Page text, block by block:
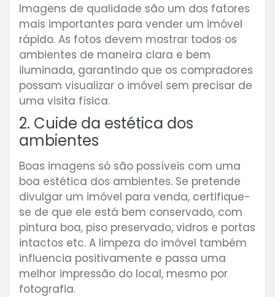
Imagens de qualidade são um dos fatores
mais importantes para vender um imóvel
rápido. As fotos devem mostrar todos os
ambientes de maneira clara e bem
iluminada, garantindo que os compradores
possam visualizar o imóvel sem precisar de
uma visita física.
2. Cuide da estética dos
ambientes
Boas imagens só são possíveis com uma
boa estética dos ambientes. Se pretende
divulgar um imóvel para venda, certifique-
se de que ele está bem conservado, com
pintura boa, piso preservado, vidros e portas
intactos etc. A limpeza do imóvel também
influencia positivamente e passa uma
melhor impressão do local, mesmo por
fotografia.